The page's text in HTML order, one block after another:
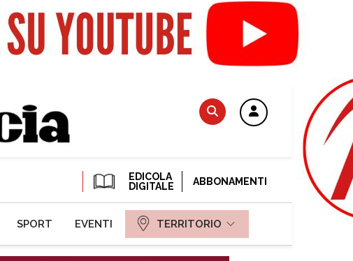
EDICOLA
DIGITALE
ABBONAMENTI
SPORT EVENTI TERRITORIO